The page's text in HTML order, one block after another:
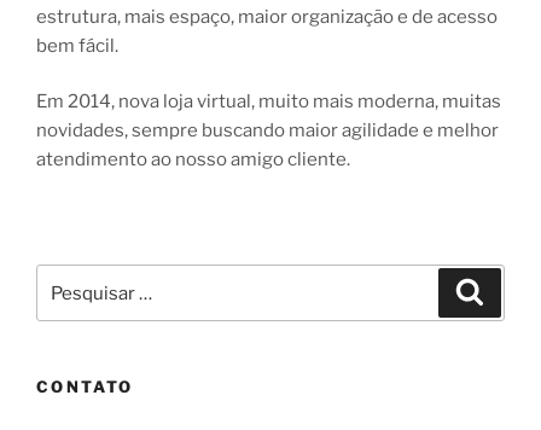
estrutura, mais espaço, maior organização e de acesso
bem fácil.
Em 2014, nova loja virtual, muito mais moderna, muitas
novidades, sempre buscando maior agilidade e melhor
atendimento ao nosso amigo cliente.
por:
CONTATO